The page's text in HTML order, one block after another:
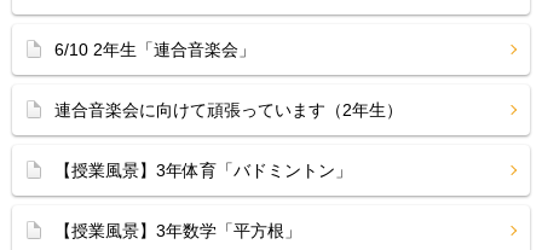
6/10 2年生「連合音楽会」
連合音楽会に向けて頑張っています（2年生）
【授業風景】3年体育「バドミントン」
【授業風景】3年数学「平方根」